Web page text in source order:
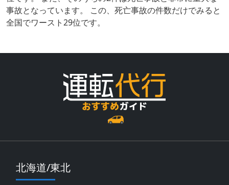
事故となっています。 この、死亡事故の件数だけでみると
全国でワースト29位です。
北海道/東北